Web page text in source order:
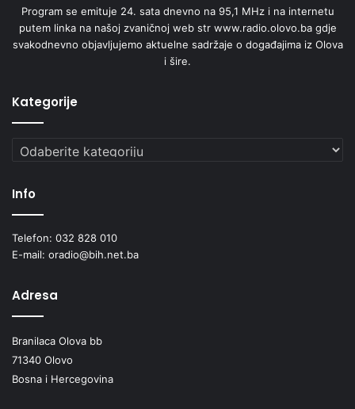
Program se emituje 24. sata dnevno na 95,1 MHz i na internetu
putem linka na našoj zvaničnoj web str www.radio.olovo.ba gdje
svakodnevno objavljujemo aktuelne sadržaje o događajima iz Olova
i šire.
Kategorije
Kategorije
Info
Telefon: 032 828 010
E-mail: oradio@bih.net.ba
Adresa
Branilaca Olova bb
71340 Olovo
Bosna i Hercegovina